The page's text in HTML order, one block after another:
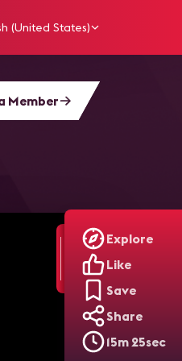
(United States)
Member
Explore
Like
Save
Share
15m 25sec